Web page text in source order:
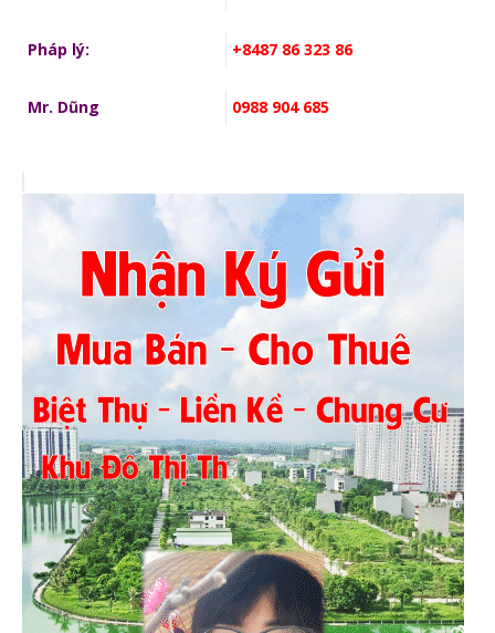
Pháp lý: +8487 86 323 86
Mr. Dũng 0988 904 685